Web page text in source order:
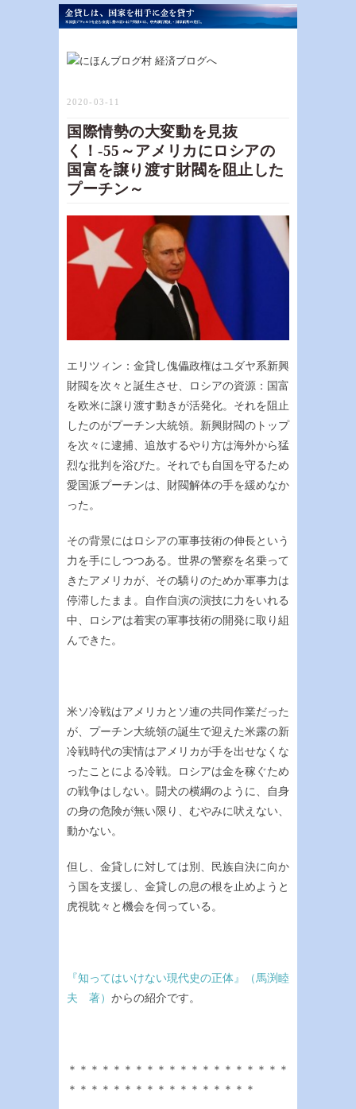
2020-03-11
国際情勢の大変動を見抜
く！-55～アメリカにロシアの
国富を譲り渡す財閥を阻止した
プーチン～
エリツィン：金貸し傀儡政権はユダヤ系新興
財閥を次々と誕生させ、ロシアの資源：国富
を欧米に譲り渡す動きが活発化。それを阻止
したのがプーチン大統領。新興財閥のトップ
を次々に逮捕、追放するやり方は海外から猛
烈な批判を浴びた。それでも自国を守るため
愛国派プーチンは、財閥解体の手を緩めなか
った。
その背景にはロシアの軍事技術の伸長という
力を手にしつつある。世界の警察を名乗って
きたアメリカが、その驕りのためか軍事力は
停滞したまま。自作自演の演技に力をいれる
中、ロシアは着実の軍事技術の開発に取り組
んできた。
米ソ冷戦はアメリカとソ連の共同作業だった
が、プーチン大統領の誕生で迎えた米露の新
冷戦時代の実情はアメリカが手を出せなくな
ったことによる冷戦。ロシアは金を稼ぐため
の戦争はしない。闘犬の横綱のように、自身
の身の危険が無い限り、むやみに吠えない、
動かない。
但し、金貸しに対しては別、民族自決に向か
う国を支援し、金貸しの息の根を止めようと
虎視眈々と機会を伺っている。
『知ってはいけない現代史の正体』（馬渕睦
夫 著） からの紹介です。
＊＊＊＊＊＊＊＊＊＊＊＊＊＊＊＊＊＊＊＊
＊＊＊＊＊＊＊＊＊＊＊＊＊＊＊＊＊